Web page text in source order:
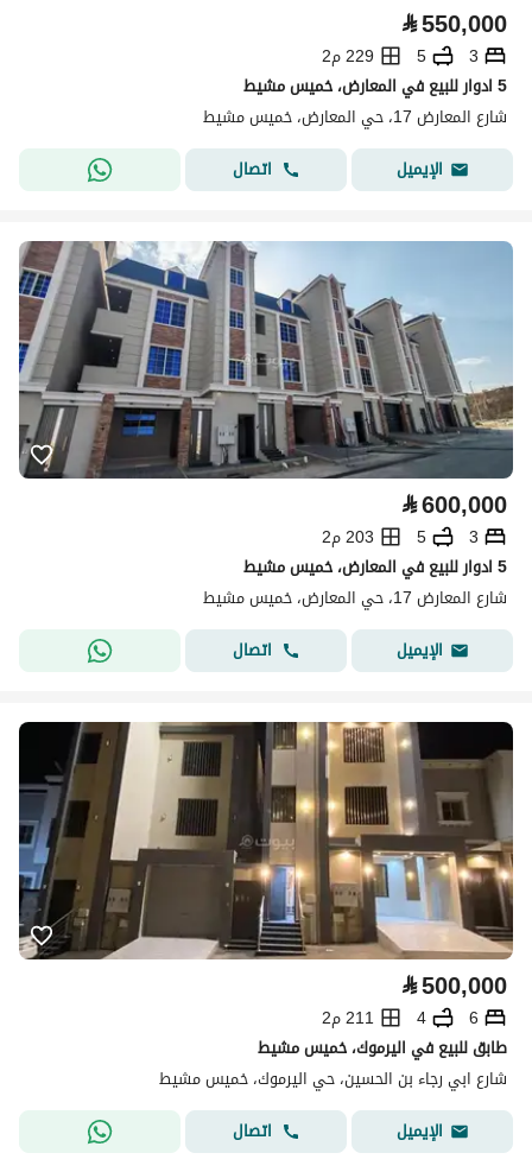
⃁550,000
3
5
229 م2
5 ادوار للبيع في المعارض، خميس مشيط
شارع المعارض 17، حي المعارض، خميس مشيط
الإيميل
اتصال
⃁600,000
3
5
203 م2
5 ادوار للبيع في المعارض، خميس مشيط
شارع المعارض 17، حي المعارض، خميس مشيط
الإيميل
اتصال
⃁500,000
6
4
211 م2
طابق للبيع في اليرموك، خميس مشيط
شارع ابي رجاء بن الحسين، حي اليرموك، خميس مشيط
الإيميل
اتصال